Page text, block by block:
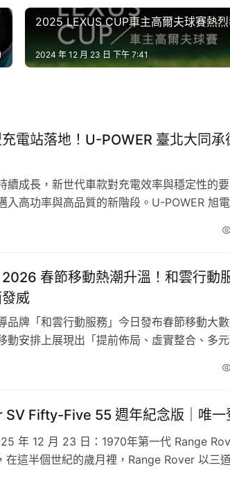
群青睞，並結合王者彩衣車身彩繪設計大
色和俐落線條貼飾設計，動感卻內斂，透過
。
2025 LEXUS CUP車主高爾夫球賽熱
2024 年 12 月 23 日 下午 7:41
電站落地！U-POWER 臺北大同承
續成長，新世代車款對充電效率與穩定性的要
入高功率與高品質的新階段。U-POWER 旭
型化超高速充電場域，結合高壓電力基礎建
2026 春節移動熱潮升溫！和雲行動
威
品牌「和雲行動服務」今日發布春節移動大
動安排上展現出「提前佈局、虛實整合、多
接送與「Hi PARKING」停車場服務的全面協
SV Fifty-Five 55 週年紀念版｜唯一
年 12 月 23 日：1970年第一代 Range
這半個世紀的歲月裡，Range Rover 以三